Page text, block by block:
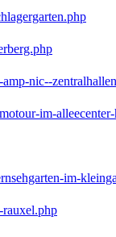
nic--
im-
im-
rauxel.php